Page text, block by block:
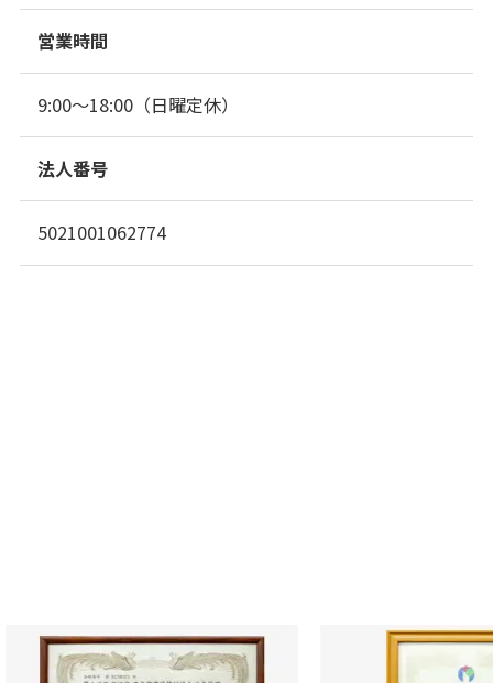
営業時間
9:00～18:00（日曜定休）
法人番号
5021001062774